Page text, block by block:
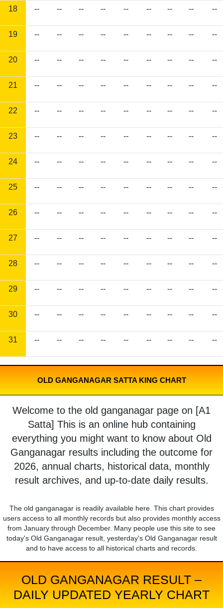
18 -- -- -- -- -- -- -- -- --
19 -- -- -- -- -- -- -- -- --
20 -- -- -- -- -- -- -- -- --
21 -- -- -- -- -- -- -- -- --
22 -- -- -- -- -- -- -- -- --
23 -- -- -- -- -- -- -- -- --
24 -- -- -- -- -- -- -- -- --
25 -- -- -- -- -- -- -- -- --
26 -- -- -- -- -- -- -- -- --
27 -- -- -- -- -- -- -- -- --
28 -- -- -- -- -- -- -- -- --
29 -- -- -- -- -- -- -- -- --
30 -- -- -- -- -- -- -- -- --
31 -- -- -- -- -- -- -- -- --
OLD GANGANAGAR SATTA KING CHART
Welcome to the old ganganagar page on [A1
Satta] This is an online hub containing
everything you might want to know about Old
Ganganagar results including the outcome for
2026, annual charts, historical data, monthly
result archives, and up-to-date daily results.
The old ganganagar is readily available here. This chart provides
users access to all monthly records but also provides monthly access
from January through December. Many people use this site to see
today's Old Ganganagar result, yesterday's Old Ganganagar result
and to have access to all historical charts and records.
OLD GANGANAGAR RESULT –
DAILY UPDATED YEARLY CHART